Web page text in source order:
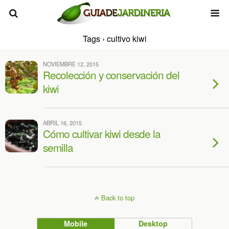
Tags › cultivo kiwi
NOVIEMBRE 12, 2015
Recolección y conservación del
kiwi
ABRIL 16, 2015
Cómo cultivar kiwi desde la
semilla
Back to top
Mobile Desktop